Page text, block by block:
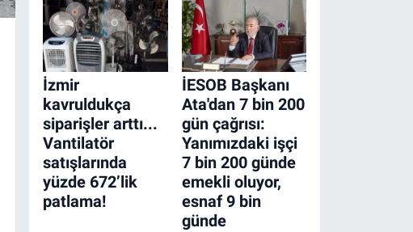
İzmir
kavruldukça
siparişler arttı...
Vantilatör
satışlarında
yüzde 672’lik
patlama!
İESOB Başkanı
Ata'dan 7 bin 200
gün çağrısı:
Yanımızdaki işçi
7 bin 200 günde
emekli oluyor,
esnaf 9 bin
günde